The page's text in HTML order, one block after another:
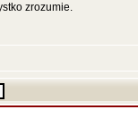
zrozumie.